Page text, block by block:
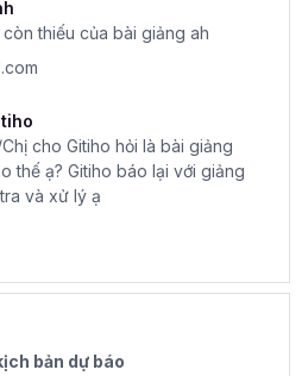
Nhà quản lý Doanh nghiệp là
quá trình học bạn có thể đặt
dưới phần video. Các chuyên
file mẫu Excel để thực hành
ngay, làm luôn”, trong khóa
như thế nào, gồm những bước
cáo Tài chính và Xây dựng
thiếu của bài giảng ah
cho Gitiho hỏi là bài giảng
thế ạ? Gitiho báo lại với giảng
và xử lý ạ
bản dự báo